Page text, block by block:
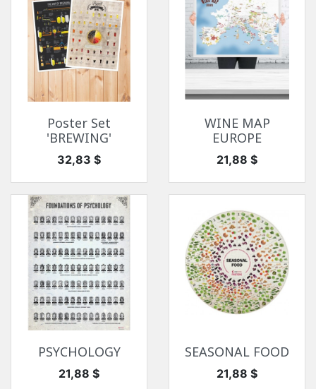
Poster Set
'BREWING'
Цена
32,83 $
WINE MAP
EUROPE
Цена
21,88 $
PSYCHOLOGY
Цена
21,88 $
SEASONAL FOOD
Цена
21,88 $